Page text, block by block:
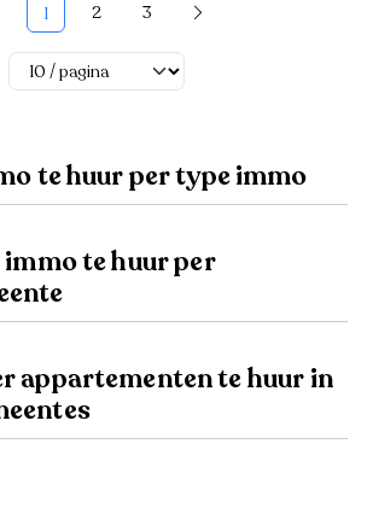
1
2 3
te huur per type immo
te huur per
appartementen te huur in